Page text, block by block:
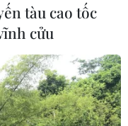
tàu cao tốc
cửu